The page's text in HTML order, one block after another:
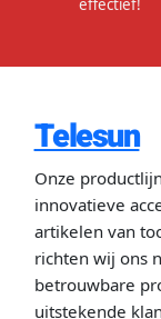
effectief!
Telesun
Onze
innovatieve
artikelen van
richten wij ons
betrouwbare
uitstekende